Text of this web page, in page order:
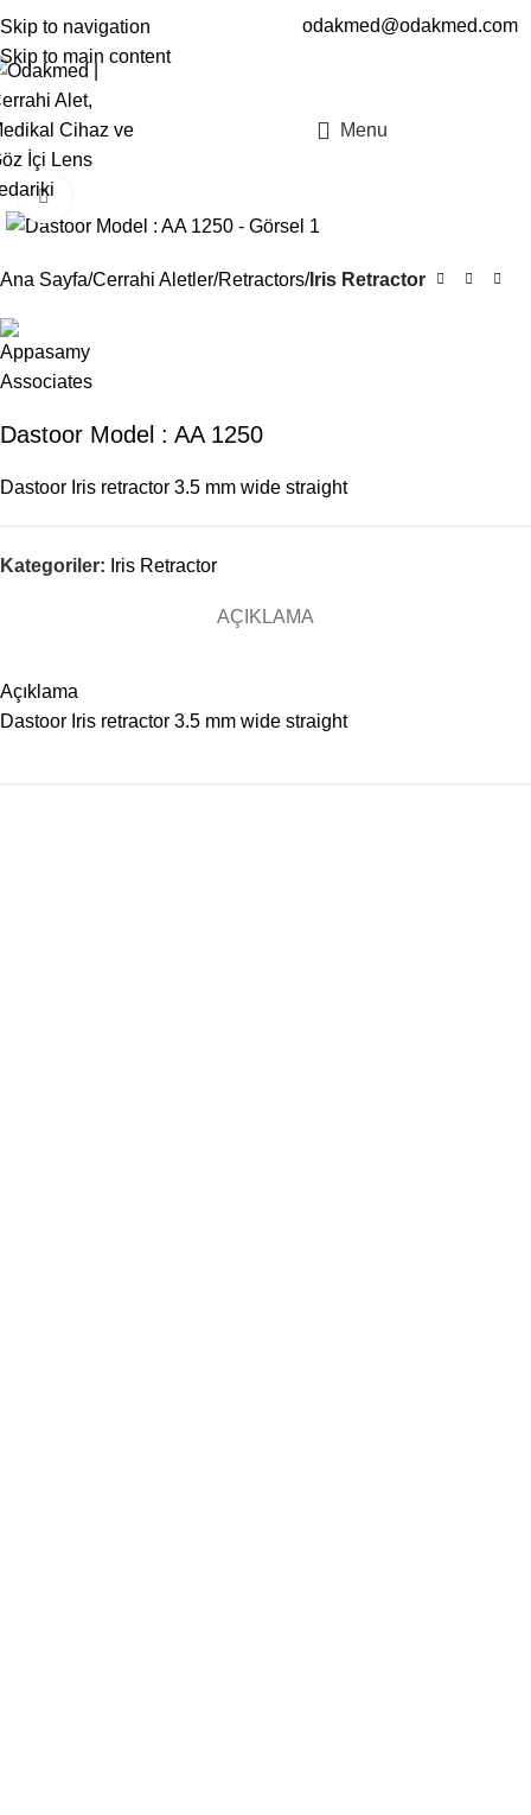
Skip to navigation
Skip to main content
ENTR odakmed@odakmed.com
Menu
Ana Sayfa Cerrahi Aletler Retractors Iris Retractor
Dastoor Model : AA 1250
Dastoor Iris retractor 3.5 mm wide straight
Kategoriler: Iris Retractor
AÇIKLAMA
Açıklama
Dastoor Iris retractor 3.5 mm wide straight